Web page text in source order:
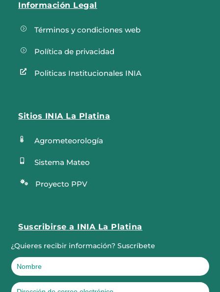
Información Legal
= Términos y condiciones web
= Política de privacidad
 Politicas Institucionales INIA
Sitios INIA La Platina
 Agrometeorología
 Sistema Mateo
 Proyecto PPV
Suscribirse a INIA La Platina
¿Quieres recibir información? Suscríbete